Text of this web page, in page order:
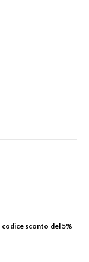
codice sconto del 5%